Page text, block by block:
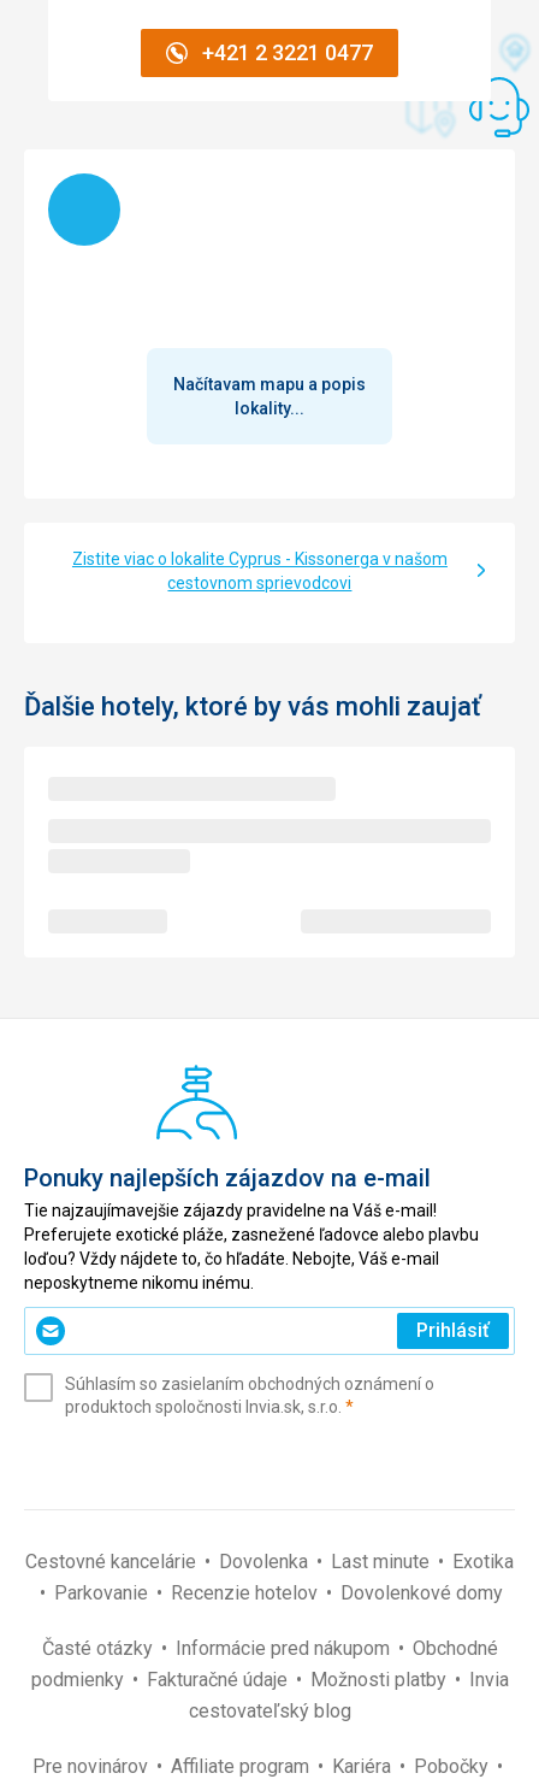
Izby ciste, velmi dobre vybavene, denne upratovanie,
vymena postelneho pradla denne
Kazdy vecer program, vystupenia, dostatok personalu,
+421 2 3221 0477
Načítam
Načítavam mapu a popis
lokality...
Zistite viac o lokalite Cyprus - Kissonerga v našom
cestovnom sprievodcovi
Ďalšie hotely, ktoré by vás mohli zaujať
Ponuky najlepších zájazdov na e-mail
Tie najzaujímavejšie zájazdy pravidelne na Váš e-mail!
Preferujete exotické pláže, zasnežené ľadovce alebo plavbu
loďou? Vždy nájdete to, čo hľadáte. Nebojte, Váš e-mail
neposkytneme nikomu inému.
Zadajte
svoj
(povinné)
Prihlásiť
Súhlasím so zasielaním obchodných oznámení o
produktoch spoločnosti Invia.sk, s.r.o. *(povinné)
Cestovné kancelárie Dovolenka Last minute
Exotika
Parkovanie
Recenzie hotelov Dovolenkové domy
Časté otázky Informácie pred nákupom
Obchodné
podmienky
Fakturačné údaje Možnosti platby
Invia
cestovateľský blog
Pre novinárov Affiliate program Kariéra
Pobočky